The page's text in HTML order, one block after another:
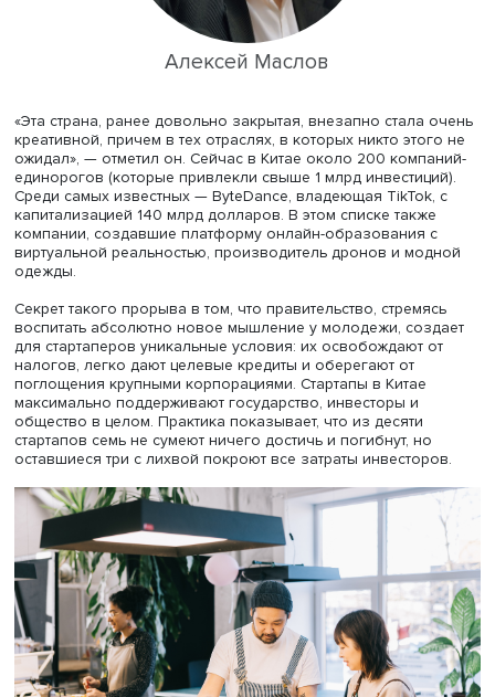
Китай: все флаги к нам
Директор Института стран Азии и Африки МГУ имени
Алексей Маслов
«Эта страна, ранее довольно закрытая, внезапно стала
креативной, причем в тех отраслях, в которых никто
ожидал», — отметил он. Сейчас в Китае около 200
единорогов (которые привлекли свыше 1 млрд
Среди самых известных — ByteDance, владеющая
капитализацией 140 млрд долларов. В этом списке
компании, создавшие платформу онлайн-образования
виртуальной реальностью, производитель дронов и
одежды.